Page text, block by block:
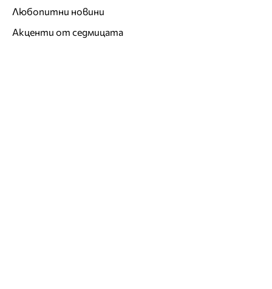
Любопитни новини
Акценти от седмицата